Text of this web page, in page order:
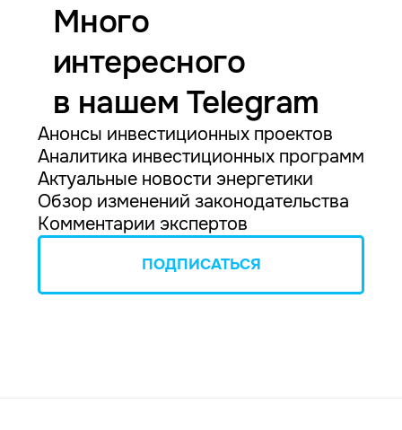
Много
интересного
в нашем Telegram
Анонсы инвестиционных проектов
Аналитика инвестиционных программ
Актуальные новости энергетики
Обзор изменений законодательства
Комментарии экспертов
ПОДПИСАТЬСЯ